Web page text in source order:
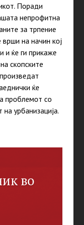
Поради
непрофитна
за трпение
врши на начин кој
и ќе ги прикаже
скопските
ќе
проблемот со
урбанизација.
во